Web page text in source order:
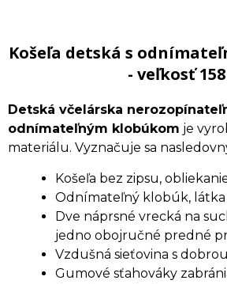
Košeľa detská s
- veľkosť 158
Detská včelárska
odnímateľným klobúkom je
materiálu. Vyznačuje sa
Košeľa bez zipsu,
Odnímateľný klobúk, látka
Dve náprsné vrecká na
jedno obojručné predné
Vzdušná sieťovina s
Gumové sťahováky